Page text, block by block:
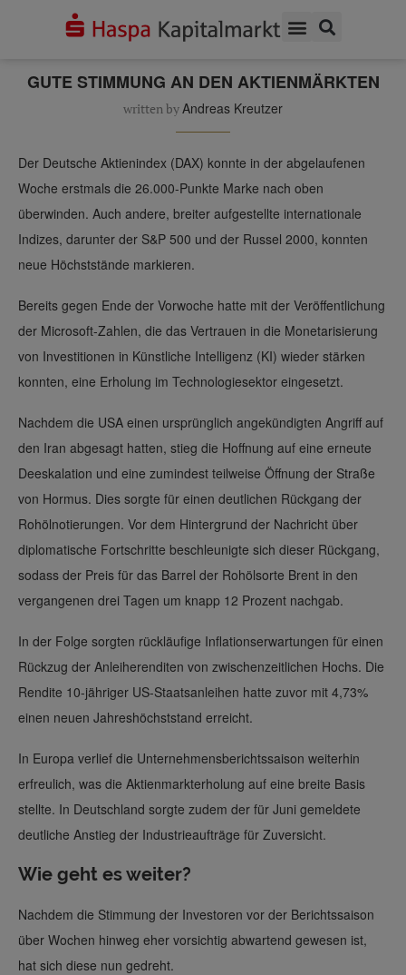
KATEGORIE
GUTE STIMMUNG AN DEN AKTIENMÄRKTEN
written byAndreas Kreutzer
Der Deutsche Aktienindex (DAX) konnte in der abgelaufenen
Woche erstmals die 26.000-Punkte Marke nach oben
überwinden. Auch andere, breiter aufgestellte internationale
Indizes, darunter der S&P 500 und der Russel 2000, konnten
neue Höchststände markieren.
Bereits gegen Ende der Vorwoche hatte mit der Veröffentlichung
der Microsoft-Zahlen, die das Vertrauen in die Monetarisierung
von Investitionen in Künstliche Intelligenz (KI) wieder stärken
konnten, eine Erholung im Technologiesektor eingesetzt.
Nachdem die USA einen ursprünglich angekündigten Angriff auf
den Iran abgesagt hatten, stieg die Hoffnung auf eine erneute
Deeskalation und eine zumindest teilweise Öffnung der Straße
von Hormus. Dies sorgte für einen deutlichen Rückgang der
Rohölnotierungen. Vor dem Hintergrund der Nachricht über
diplomatische Fortschritte beschleunigte sich dieser Rückgang,
sodass der Preis für das Barrel der Rohölsorte Brent in den
vergangenen drei Tagen um knapp 12 Prozent nachgab.
In der Folge sorgten rückläufige Inflationserwartungen für einen
Rückzug der Anleiherenditen von zwischenzeitlichen Hochs. Die
Rendite 10-jähriger US-Staatsanleihen hatte zuvor mit 4,73%
einen neuen Jahreshöchststand erreicht.
In Europa verlief die Unternehmensberichtssaison weiterhin
erfreulich, was die Aktienmarkterholung auf eine breite Basis
stellte. In Deutschland sorgte zudem der für Juni gemeldete
deutliche Anstieg der Industrieaufträge für Zuversicht.
Wie geht es weiter?
Nachdem die Stimmung der Investoren vor der Berichtssaison
über Wochen hinweg eher vorsichtig abwartend gewesen ist,
hat sich diese nun gedreht.